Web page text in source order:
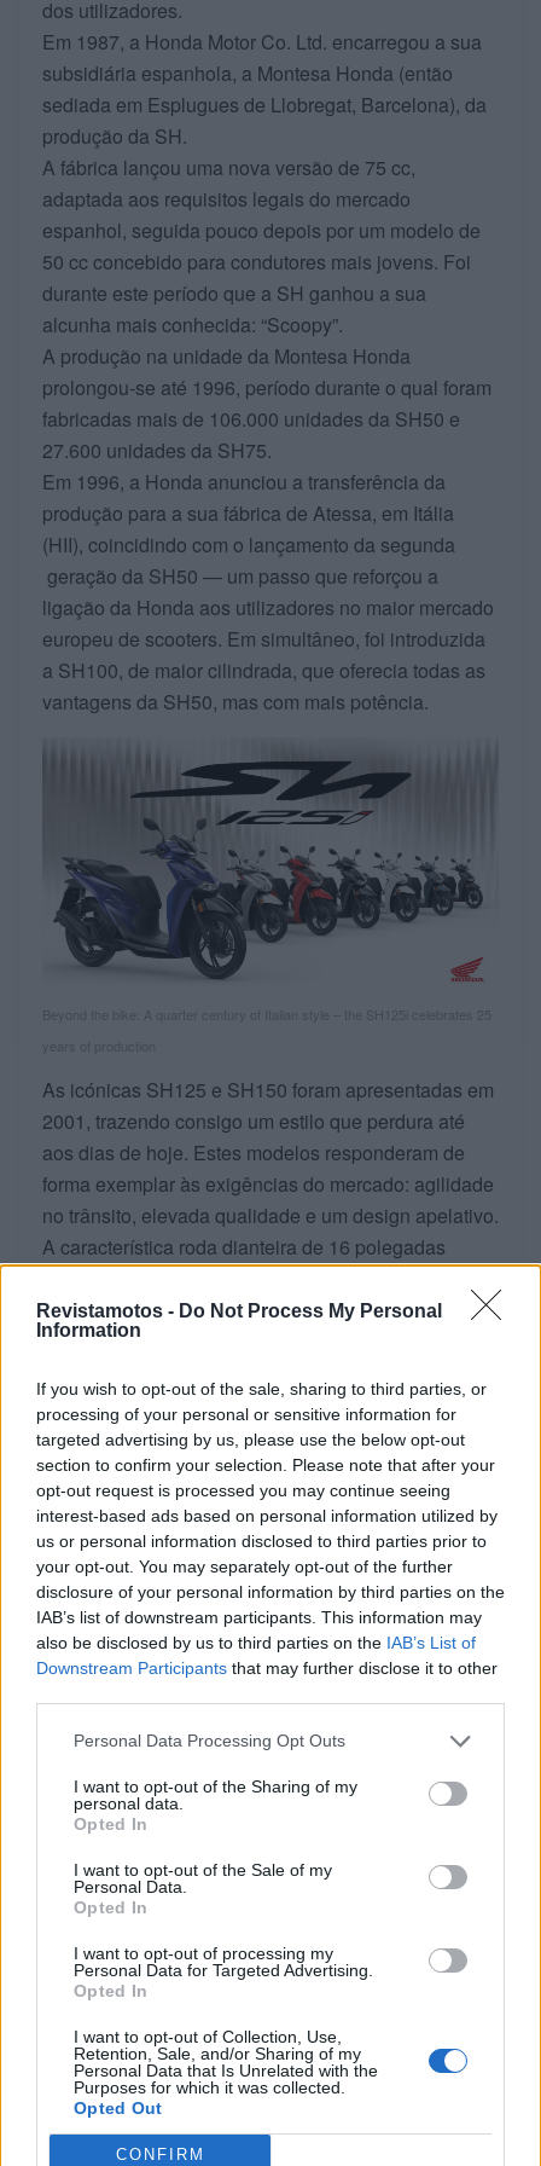
Revistamotos - Do Not Process My Personal
Information
If you wish to opt-out of the sale, sharing to third parties, or
processing of your personal or sensitive information for
targeted advertising by us, please use the below opt-out
section to confirm your selection. Please note that after your
opt-out request is processed you may continue seeing
interest-based ads based on personal information utilized by
us or personal information disclosed to third parties prior to
your opt-out. You may separately opt-out of the further
disclosure of your personal information by third parties on the
IAB’s list of downstream participants. This information may
also be disclosed by us to third parties on the IAB’s List of
Downstream Participants that may further disclose it to other
Personal Data Processing Opt Outs
I want to opt-out of the Sharing of my
personal data.
Opted In
I want to opt-out of the Sale of my
Personal Data.
Opted In
I want to opt-out of processing my
Personal Data for Targeted Advertising.
Opted In
I want to opt-out of Collection, Use,
Retention, Sale, and/or Sharing of my
Personal Data that Is Unrelated with the
Purposes for which it was collected.
Opted Out
CONFIRM
dos utilizadores.
Em 1987, a Honda Motor Co. Ltd. encarregou a sua
subsidiária espanhola, a Montesa Honda (então
sediada em Esplugues de Llobregat, Barcelona), da
produção da SH.
A fábrica lançou uma nova versão de 75 cc,
adaptada aos requisitos legais do mercado
espanhol, seguida pouco depois por um modelo de
50 cc concebido para condutores mais jovens. Foi
durante este período que a SH ganhou a sua
alcunha mais conhecida: “Scoopy”.
A produção na unidade da Montesa Honda
prolongou‑se até 1996, período durante o qual foram
fabricadas mais de 106.000 unidades da SH50 e
27.600 unidades da SH75.
Em 1996, a Honda anunciou a transferência da
produção para a sua fábrica de Atessa, em Itália
(HII), coincidindo com o lançamento da segunda
geração da SH50 — um passo que reforçou a
ligação da Honda aos utilizadores no maior mercado
europeu de scooters. Em simultâneo, foi introduzida
a SH100, de maior cilindrada, que oferecia todas as
vantagens da SH50, mas com mais potência.
Beyond the bike: A quarter century of Italian style – the SH125i celebrates 25
years of production
As icónicas SH125 e SH150 foram apresentadas em
2001, trazendo consigo um estilo que perdura até
aos dias de hoje. Estes modelos responderam de
forma exemplar às exigências do mercado: agilidade
no trânsito, elevada qualidade e um design apelativo.
A característica roda dianteira de 16 polegadas
empedrados e irregulares, comuns em muitas
cidades europeias. O consumo de combustível foi
dinâmico destacou‑se com a introdução do CBS
(sistema de travagem combinada).
Em 2005, os modelos deram um passo significativo
em frente com a introdução da injeção eletrónica
PGM‑FI, que reduziu ainda mais o consumo e as
emissões, permitindo que tanto a SH125i como a
SH150i alcançassem a homologação Euro 3. Foram
igualmente desenvolvidas versões para os mercados
norte‑americano, canadiano e australiano.
Ao longo da década seguinte, a família SH continuou
a crescer. Em 2007, foi introduzida a SH300i, uma
scooter de grande cilindrada concebida para
utilização tanto em cidade como em autoestrada,
aumentando de forma imediata a sua versatilidade.
Em 2012, ocorreu uma verdadeira mudança no
desenvolvimento do modelo. A SH125i e a SH150i,
para além de um design completamente revisto,
receberam novos motores eSP (enhanced Smart
aumentar o espaço sob o banco, bem como a
introdução da travagem ABS e de um sistema
start‑stop eficiente em termos de consumo.
A SH Mode 125 juntou‑se à gama em 2014, trazendo